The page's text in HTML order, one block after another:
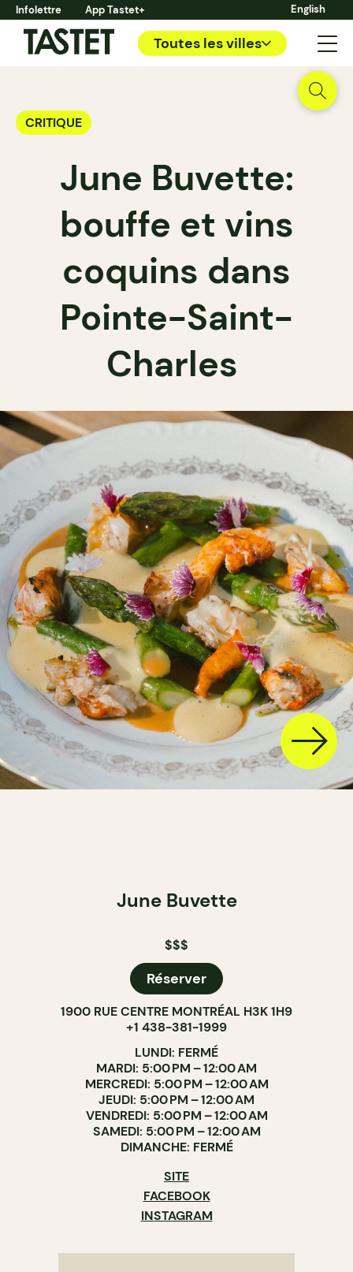
Infolettre App Tastet+ English
Toutes les villes
CRITIQUE
June Buvette:
bouffe et vins
coquins dans
Pointe-Saint-
Charles
June Buvette
$$$
Réserver
1900 RUE CENTRE MONTRÉAL H3K 1H9
+1 438-381-1999
LUNDI: FERMÉ
MARDI: 5:00 PM – 12:00 AM
MERCREDI: 5:00 PM – 12:00 AM
JEUDI: 5:00 PM – 12:00 AM
VENDREDI: 5:00 PM – 12:00 AM
SAMEDI: 5:00 PM – 12:00 AM
DIMANCHE: FERMÉ
SITE
FACEBOOK
INSTAGRAM